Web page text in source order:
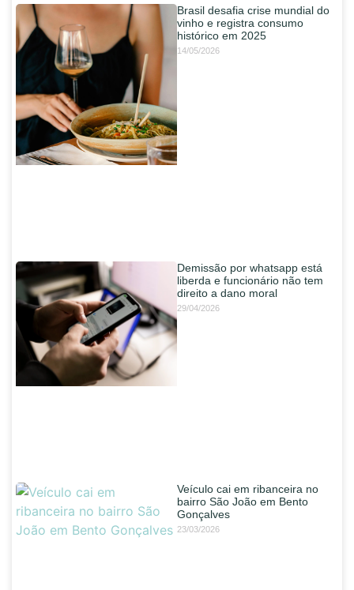
Brasil desafia crise mundial do
vinho e registra consumo
histórico em 2025
14/05/2026
Demissão por whatsapp está
liberda e funcionário não tem
direito a dano moral
29/04/2026
Veículo cai em ribanceira no
bairro São João em Bento
Gonçalves
23/03/2026